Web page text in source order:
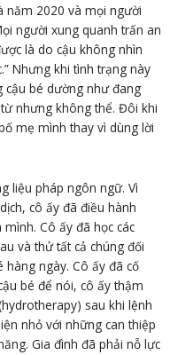
năm 2020 và mọi người
người xung quanh trấn an
là do cậu không nhìn
Nhưng khi tình trạng này
cậu bé dường như đang
nhưng không thể. Đôi khi
mẹ mình thay vì dùng lời
liệu pháp ngôn ngữ. Vì
cô ấy đã điều hành
Cô ấy đã học các
và thử tất cả chúng đối
hàng ngày. Cô ấy đã cố
bé để nói, cô ấy thậm
sau khi lệnh
nhỏ với những can thiệp
Gia đình đã phải nỗ lực